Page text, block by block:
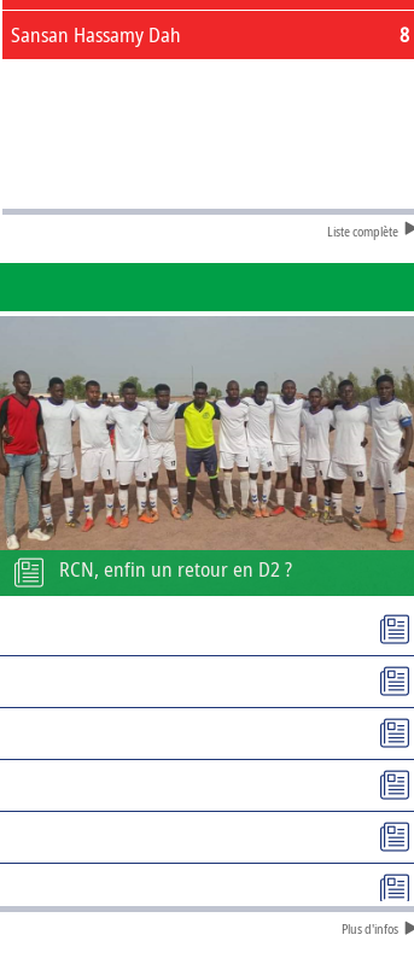
8
Sansan Hassamy Dah
Liste complète
RCN, enfin un retour en D2 ?
Plus d'infos